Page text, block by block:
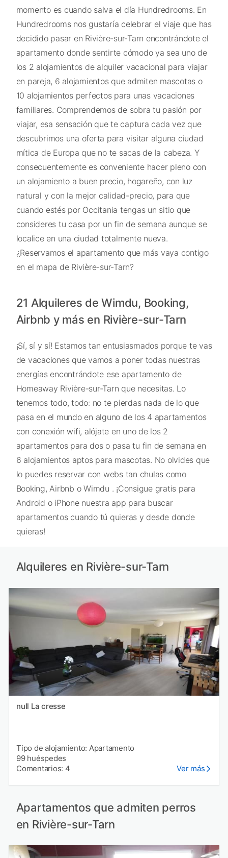
momento es cuando salva el día Hundredrooms. En
Hundredrooms nos gustaría celebrar el viaje que has
decidido pasar en Rivière-sur-Tarn encontrándote el
apartamento donde sentirte cómodo ya sea uno de
los 2 alojamientos de alquiler vacacional para viajar
en pareja, 6 alojamientos que admiten mascotas o
10 alojamientos perfectos para unas vacaciones
familiares. Comprendemos de sobra tu pasión por
viajar, esa sensación que te captura cada vez que
descubrimos una oferta para visitar alguna ciudad
mítica de Europa que no te sacas de la cabeza. Y
consecuentemente es conveniente hacer pleno con
un alojamiento a buen precio, hogareño, con luz
natural y con la mejor calidad-precio, para que
cuando estés por Occitania tengas un sitio que
consideres tu casa por un fin de semana aunque se
localice en una ciudad totalmente nueva.
¿Reservamos el apartamento que más vaya contigo
en el mapa de Rivière-sur-Tarn?
21 Alquileres de Wimdu, Booking,
Airbnb y más en Rivière-sur-Tarn
¡Sí, sí y sí! Estamos tan entusiasmados porque te vas
de vacaciones que vamos a poner todas nuestras
energías encontrándote ese apartamento de
Homeaway Rivière-sur-Tarn que necesitas. Lo
tenemos todo, todo: no te pierdas nada de lo que
pasa en el mundo en alguno de los 4 apartamentos
con conexión wifi, alójate en uno de los 2
apartamentos para dos o pasa tu fin de semana en
6 alojamientos aptos para mascotas. No olvides que
lo puedes reservar con webs tan chulas como
Booking, Airbnb o Wimdu . ¡Consigue gratis para
Android o iPhone nuestra app para buscar
apartamentos cuando tú quieras y desde donde
quieras!
Alquileres en Rivière-sur-Tarn
null La cresse
Tipo de alojamiento: Apartamento
99 huéspedes
Comentarios: 4
Ver más
Apartamentos que admiten perros
en Rivière-sur-Tarn